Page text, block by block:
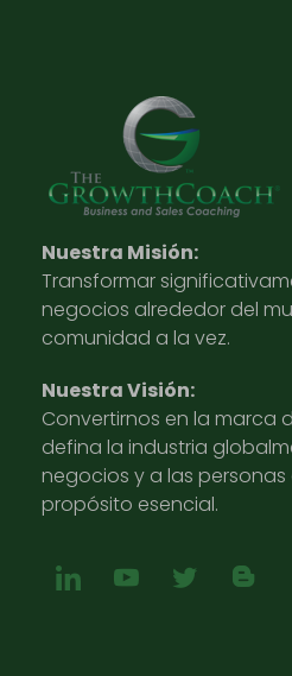
Nuestra Misión:
Transformar
negocios alrededor del
comunidad a la vez.
Nuestra Visión:
Convertirnos en la marca
defina la industria
negocios y a las
propósito esencial.